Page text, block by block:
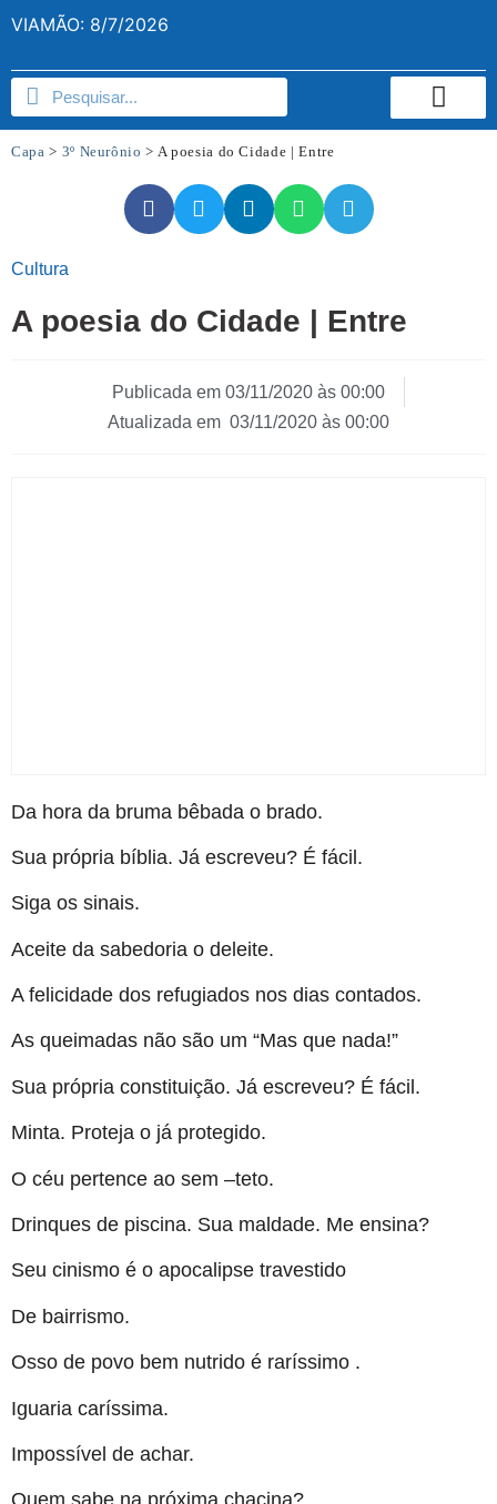
VIAMÃO: 8/7/2026
Capa > 3º Neurônio > A poesia do Cidade | Entre
Cultura
A poesia do Cidade | Entre
Publicada em 03/11/2020 às 00:00
Atualizada em 03/11/2020 às 00:00
Da hora da bruma bêbada o brado.
Sua própria bíblia. Já escreveu? É fácil.
Siga os sinais.
Aceite da sabedoria o deleite.
A felicidade dos refugiados nos dias contados.
As queimadas não são um “Mas que nada!”
Sua própria constituição. Já escreveu? É fácil.
Minta. Proteja o já protegido.
O céu pertence ao sem –teto.
Drinques de piscina. Sua maldade. Me ensina?
Seu cinismo é o apocalipse travestido
De bairrismo.
Osso de povo bem nutrido é raríssimo .
Iguaria caríssima.
Impossível de achar.